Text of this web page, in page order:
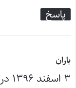
پاسخ
باران
ف ۳ اسفند ۱۳۹۶ در ۱۵:۴۲